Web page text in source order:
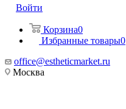
Войти
Корзина0
Избранные товары0
office@estheticmarket.ru
Москва